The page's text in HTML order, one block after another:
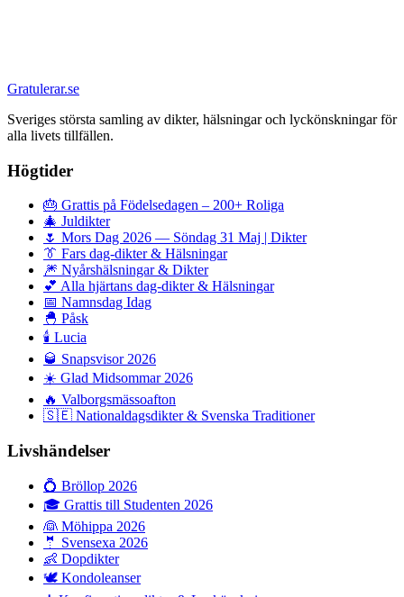
Gratulerar.se
Sveriges största samling av dikter, hälsningar och lyckönskningar för
alla livets tillfällen.
Högtider
🎂 Grattis på Födelsedagen – 200+ Roliga
🎄 Juldikter
🌷 Mors Dag 2026 — Söndag 31 Maj | Dikter
👔 Fars dag-dikter & Hälsningar
🎆 Nyårshälsningar & Dikter
💕 Alla hjärtans dag-dikter & Hälsningar
📅 Namnsdag Idag
🐣 Påsk
🕯️ Lucia
🥃 Snapsvisor 2026
☀️ Glad Midsommar 2026
🔥 Valborgsmässoafton
🇸🇪 Nationaldagsdikter & Svenska Traditioner
Livshändelser
💍 Bröllop 2026
🎓 Grattis till Studenten 2026
👰 Möhippa 2026
🤵 Svensexa 2026
👶 Dopdikter
🕊️ Kondoleanser